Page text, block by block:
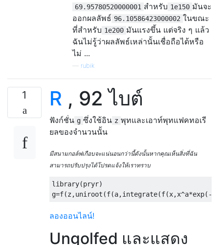
69.95780520000001 สำหรับ 1e150 มันจะ
ออกผลลัพธ์ 96.10586423000002 ในขณะ
ที่สำหรับ 1e200 มันแรงขึ้น แต่จริง ๆ แล้ว
ฉันไม่รู้ว่าผลลัพธ์เหล่านั้นเชื่อถือได้หรือ
ไม่ ...
rubik
1 R , 92 ไบต์
ฟังก์ชั่น g ซึ่งใช้อิน z พุทและเอาท์พุทแฟคทอเรี
ยลของจำนวนนั้น
มีสนามกอล์ฟเกือบจะแน่นอนกว่านี้ดังนั้นหากคุณเห็นสิ่งที่ฉัน
สามารถปรับปรุงได้โปรดแจ้งให้เราทราบ
library(pryr)
g=f(z,uniroot (f(a,integrate(f(x,x^a*exp(-
ลองออนไลน์!
Ungolfed และแสดง